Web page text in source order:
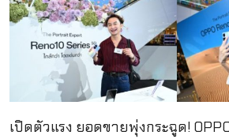
เปิดตัวแรง ยอดขายพุ่งกระฉูด!